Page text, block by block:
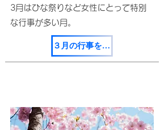
​3月はひな祭りなど女性にとって特別
な行事が多い月。
３月の行事を見てみる